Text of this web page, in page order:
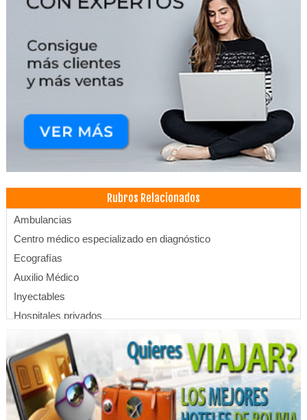
Rubros Relacionados
Ambulancias
Centro médico especializado en diagnóstico
Ecografías
Auxilio Médico
Inyectables
Hospitales privados
Salud: Hospitales
Laboratorios
Laboratorios de Genética
Prueba de ADN
Prueba de Paternidad